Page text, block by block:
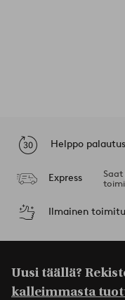
Helppo palautus
Express
Ilmainen
Uusi täällä?
kalleimmasta